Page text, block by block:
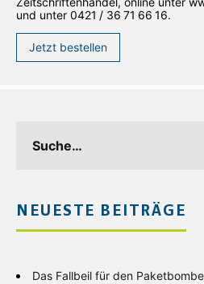
und unter 0421 / 36 71 66 16.
Jetzt bestellen
NEUESTE BEITRÄGE
Das Fallbeil für den